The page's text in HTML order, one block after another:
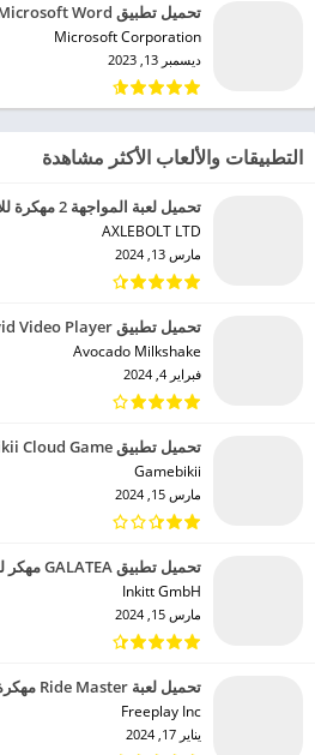
تحميل تطبيق Microsoft Word مهكر للاندرويد 2024
Microsoft Corporation‏
ديسمبر 13, 2023
التطبيقات والألعاب الأكثر مشاهدة
تحميل لعبة المواجهة 2 مهكرة للاندرويد 2024
AXLEBOLT LTD‏
مارس 13, 2024
تحميل تطبيق Provid Video Player مهكر للاندرويد 2024
Avocado Milkshake‏
فبراير 4, 2024
تحميل تطبيق Bikii Cloud Game مهكر للاندرويد 2024
Gamebikii‏
مارس 15, 2024
تحميل تطبيق GALATEA مهكر للاندرويد 2024
Inkitt GmbH‏
مارس 15, 2024
تحميل لعبة Ride Master مهكرة للاندرويد 2024
Freeplay Inc‏
يناير 17, 2024